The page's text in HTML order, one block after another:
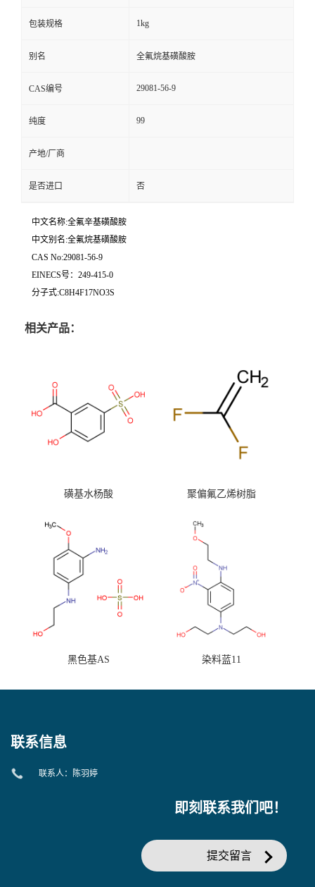
包装规格 1kg
别名 全氟烷基磺酸胺
CAS编号 29081-56-9
纯度 99
产地/厂商
是否进口 否
中文名称:全氟辛基磺酸胺
中文别名:全氟烷基磺酸胺
CAS No:29081-56-9
EINECS号：249-415-0
分子式:C8H4F17NO3S
相关产品：
磺基水杨酸 聚偏氟乙烯树脂
黑色基AS 染料蓝11
联系信息
联系人：陈羽婷
即刻联系我们吧！
提交留言